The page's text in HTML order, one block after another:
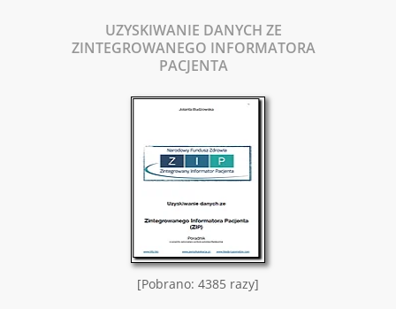
UZYSKIWANIE DANYCH ZE
ZINTEGROWANEGO INFORMATORA
PACJENTA
[Pobrano: 4385 razy]